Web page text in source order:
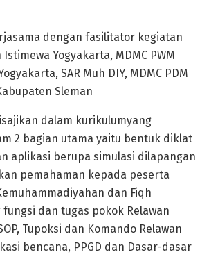
dengan fasilitator kegiatan
Yogyakarta, MDMC PWM
SAR Muh DIY, MDMC PDM
Sleman
dalam kurikulumyang
2 bagian utama yaitu bentuk diklat
aplikasi berupa simulasi dilapangan
pemahaman kepada peserta
dan Fiqh
dan tugas pokok Relawan
Tupoksi dan Komando Relawan
bencana, PPGD dan Dasar-dasar